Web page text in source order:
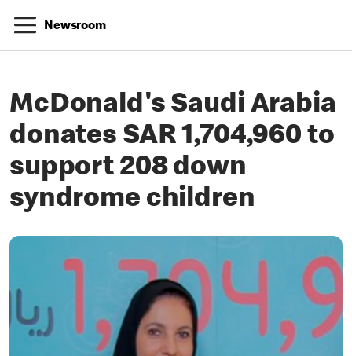
Newsroom
McDonald's Saudi Arabia
donates SAR 1,704,960 to
support 208 down
syndrome children